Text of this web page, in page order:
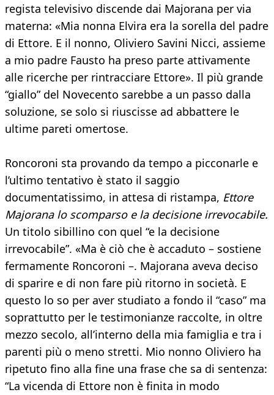
regista televisivo discende dai Majorana per via
materna: «Mia nonna Elvira era la sorella del padre
di Ettore. E il nonno, Oliviero Savini Nicci, assieme
a mio padre Fausto ha preso parte attivamente
alle ricerche per rintracciare Ettore». Il più grande
“giallo” del Novecento sarebbe a un passo dalla
soluzione, se solo si riuscisse ad abbattere le
ultime pareti omertose.
Roncoroni sta provando da tempo a picconarle e
l’ultimo tentativo è stato il saggio
documentatissimo, in attesa di ristampa, Ettore
Majorana lo scomparso e la decisione irrevocabile.
Un titolo sibillino con quel “e la decisione
irrevocabile”. «Ma è ciò che è accaduto – sostiene
fermamente Roncoroni –. Majorana aveva deciso
di sparire e di non fare più ritorno in società. E
questo lo so per aver studiato a fondo il “caso” ma
soprattutto per le testimonianze raccolte, in oltre
mezzo secolo, all’interno della mia famiglia e tra i
parenti più o meno stretti. Mio nonno Oliviero ha
ripetuto fino alla fine una frase che sa di sentenza:
“La vicenda di Ettore non è finita in modo